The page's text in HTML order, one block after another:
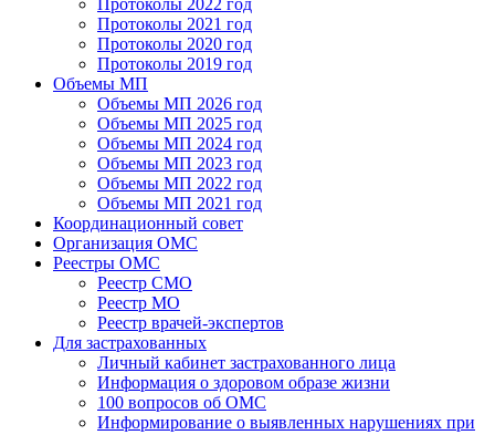
Протоколы 2022 год
Протоколы 2021 год
Протоколы 2020 год
Протоколы 2019 год
Объемы МП
Объемы МП 2026 год
Объемы МП 2025 год
Объемы МП 2024 год
Объемы МП 2023 год
Объемы МП 2022 год
Объемы МП 2021 год
Координационный совет
Организация ОМС
Реестры ОМС
Реестр СМО
Реестр МО
Реестр врачей-экспертов
Для застрахованных
Личный кабинет застрахованного лица
Информация о здоровом образе жизни
100 вопросов об ОМС
Информирование о выявленных нарушениях при